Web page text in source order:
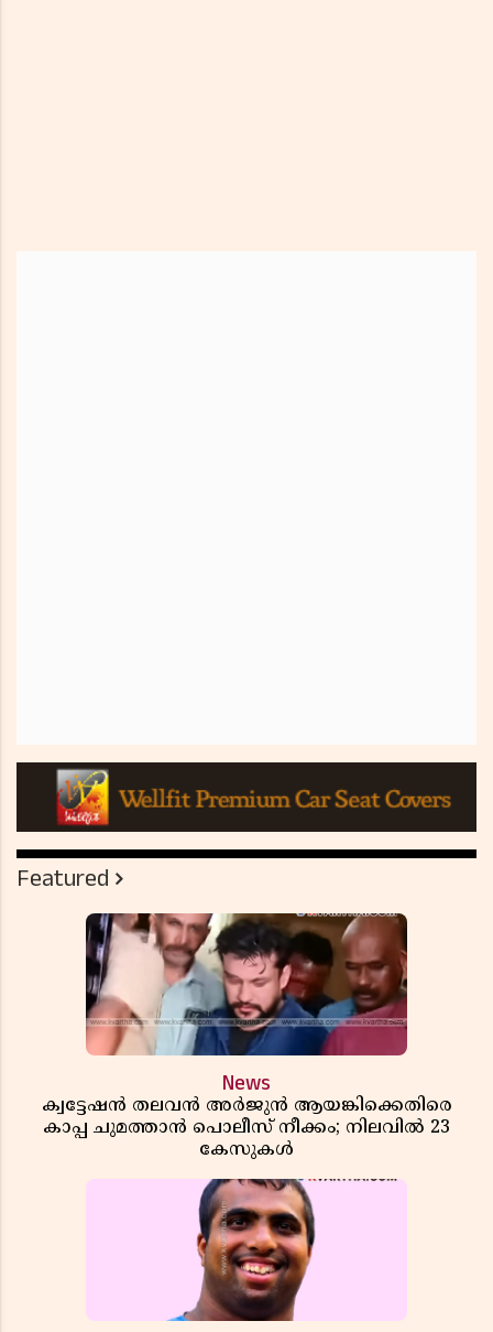
Featured
News
ക്വട്ടേഷൻ തലവൻ അർജുൻ ആയങ്കിക്കെതിരെ
കാപ്പ ചുമത്താൻ പൊലീസ് നീക്കം; നിലവിൽ 23
കേസുകൾ